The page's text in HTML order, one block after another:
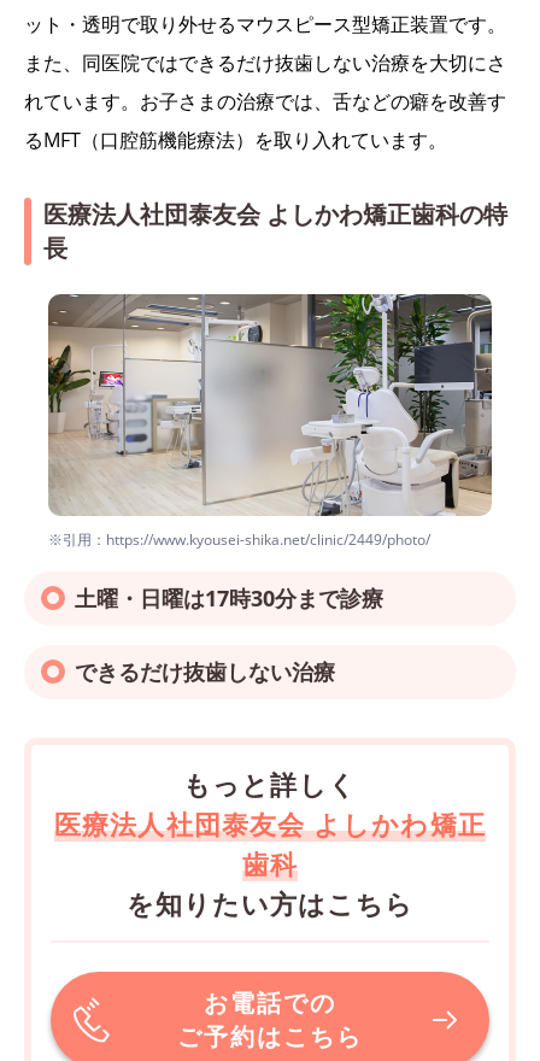
ット・透明で取り外せるマウスピース型矯正装置です。
また、同医院ではできるだけ抜歯しない治療を大切にさ
れています。お子さまの治療では、舌などの癖を改善す
るMFT（口腔筋機能療法）を取り入れています。
医療法人社団泰友会 よしかわ矯正歯科の特
長
※引用：https://www.kyousei-shika.net/clinic/2449/photo/
土曜・日曜は17時30分まで診療
できるだけ抜歯しない治療
もっと詳しく
医療法人社団泰友会 よしかわ矯正
歯科
を知りたい方はこちら
お電話での
ご予約はこちら